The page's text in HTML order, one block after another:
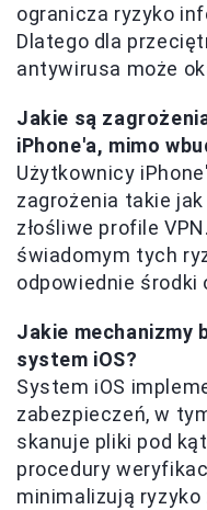
ogranicza ryzyko
Dlatego dla
antywirusa może
Jakie są
iPhone'a, mimo
Użytkownicy
zagrożenia takie
złośliwe profile
świadomym tych
odpowiednie
Jakie mechanizmy
system iOS?
System iOS
zabezpieczeń, w
skanuje pliki pod
procedury
minimalizują